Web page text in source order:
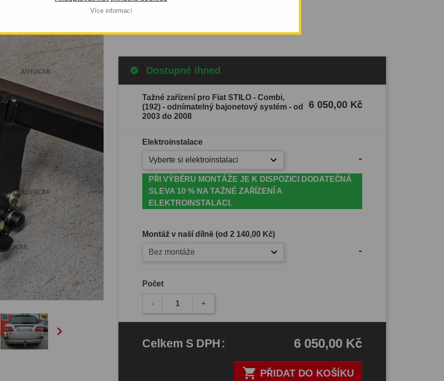
Více informací
OD 2003 DO

2008.
Dostupné ihned
Tažné zařízení pro Fiat STILO - Combi,
(192) - odnímatelný bajonetový systém - od
2003 do 2008
6 050,00 Kč
Elektroinstalace
Vyberte si elektroinstalaci -
PŘI VÝBĚRU MONTÁŽE JE K DISPOZICI DODATEČNÁ
SLEVA 10 % NA TAŽNÉ ZAŘÍZENÍ A
ELEKTROINSTALACI.
Montáž v naší dílně (od 2 140,00 Kč)
Bez montáže -
Počet
- +
 PŘIDAT DO KOŠÍKU
Celkem S DPH: 6 050,00 Kč